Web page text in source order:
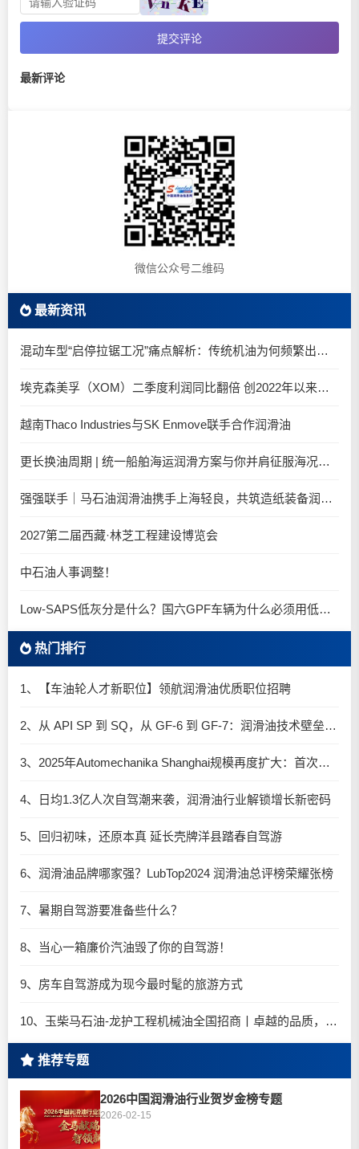
提交评论
最新评论
微信公众号二维码
最新资讯
混动车型“启停拉锯工况”痛点解析：传统机油为何频繁出现油泥堆积？
埃克森美孚（XOM）二季度利润同比翻倍 创2022年以来新高
越南Thaco Industries与SK Enmove联手合作润滑油
更长换油周期 | 统一船舶海运润滑方案与你并肩征服海况运维考验
强强联手｜马石油润滑油携手上海轻良，共筑造纸装备润滑新生态
2027第二届西藏·林芝工程建设博览会
中石油人事调整！
Low-SAPS低灰分是什么？国六GPF车辆为什么必须用低灰油
热门排行
1、【车油轮人才新职位】领航润滑油优质职位招聘
2、从 API SP 到 SQ，从 GF-6 到 GF-7：润滑油技术壁垒再升高，你准备好了吗？
3、2025年Automechanika Shanghai规模再度扩大：首次启用国家会展中心（上海）全部15个展馆
4、日均1.3亿人次自驾潮来袭，润滑油行业解锁增长新密码​
5、回归初味，还原本真 延长壳牌洋县踏春自驾游
6、润滑油品牌哪家强？LubTop2024 润滑油总评榜荣耀张榜
7、暑期自驾游要准备些什么？
8、当心一箱廉价汽油毁了你的自驾游！
9、房车自驾游成为现今最时髦的旅游方式
10、玉柴马石油-龙护工程机械油全国招商丨卓越的品质，专业的品牌！
推荐专题
2026中国润滑油行业贺岁金榜专题
2026-02-15